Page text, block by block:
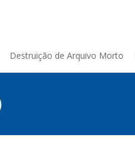
Destruição de Arquivo Morto